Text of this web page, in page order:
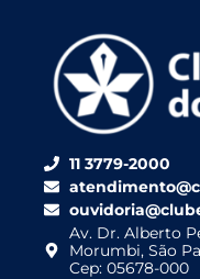
11 3779-2000
Av. Dr. Alberto
Morumbi, São
Cep: 05678-000